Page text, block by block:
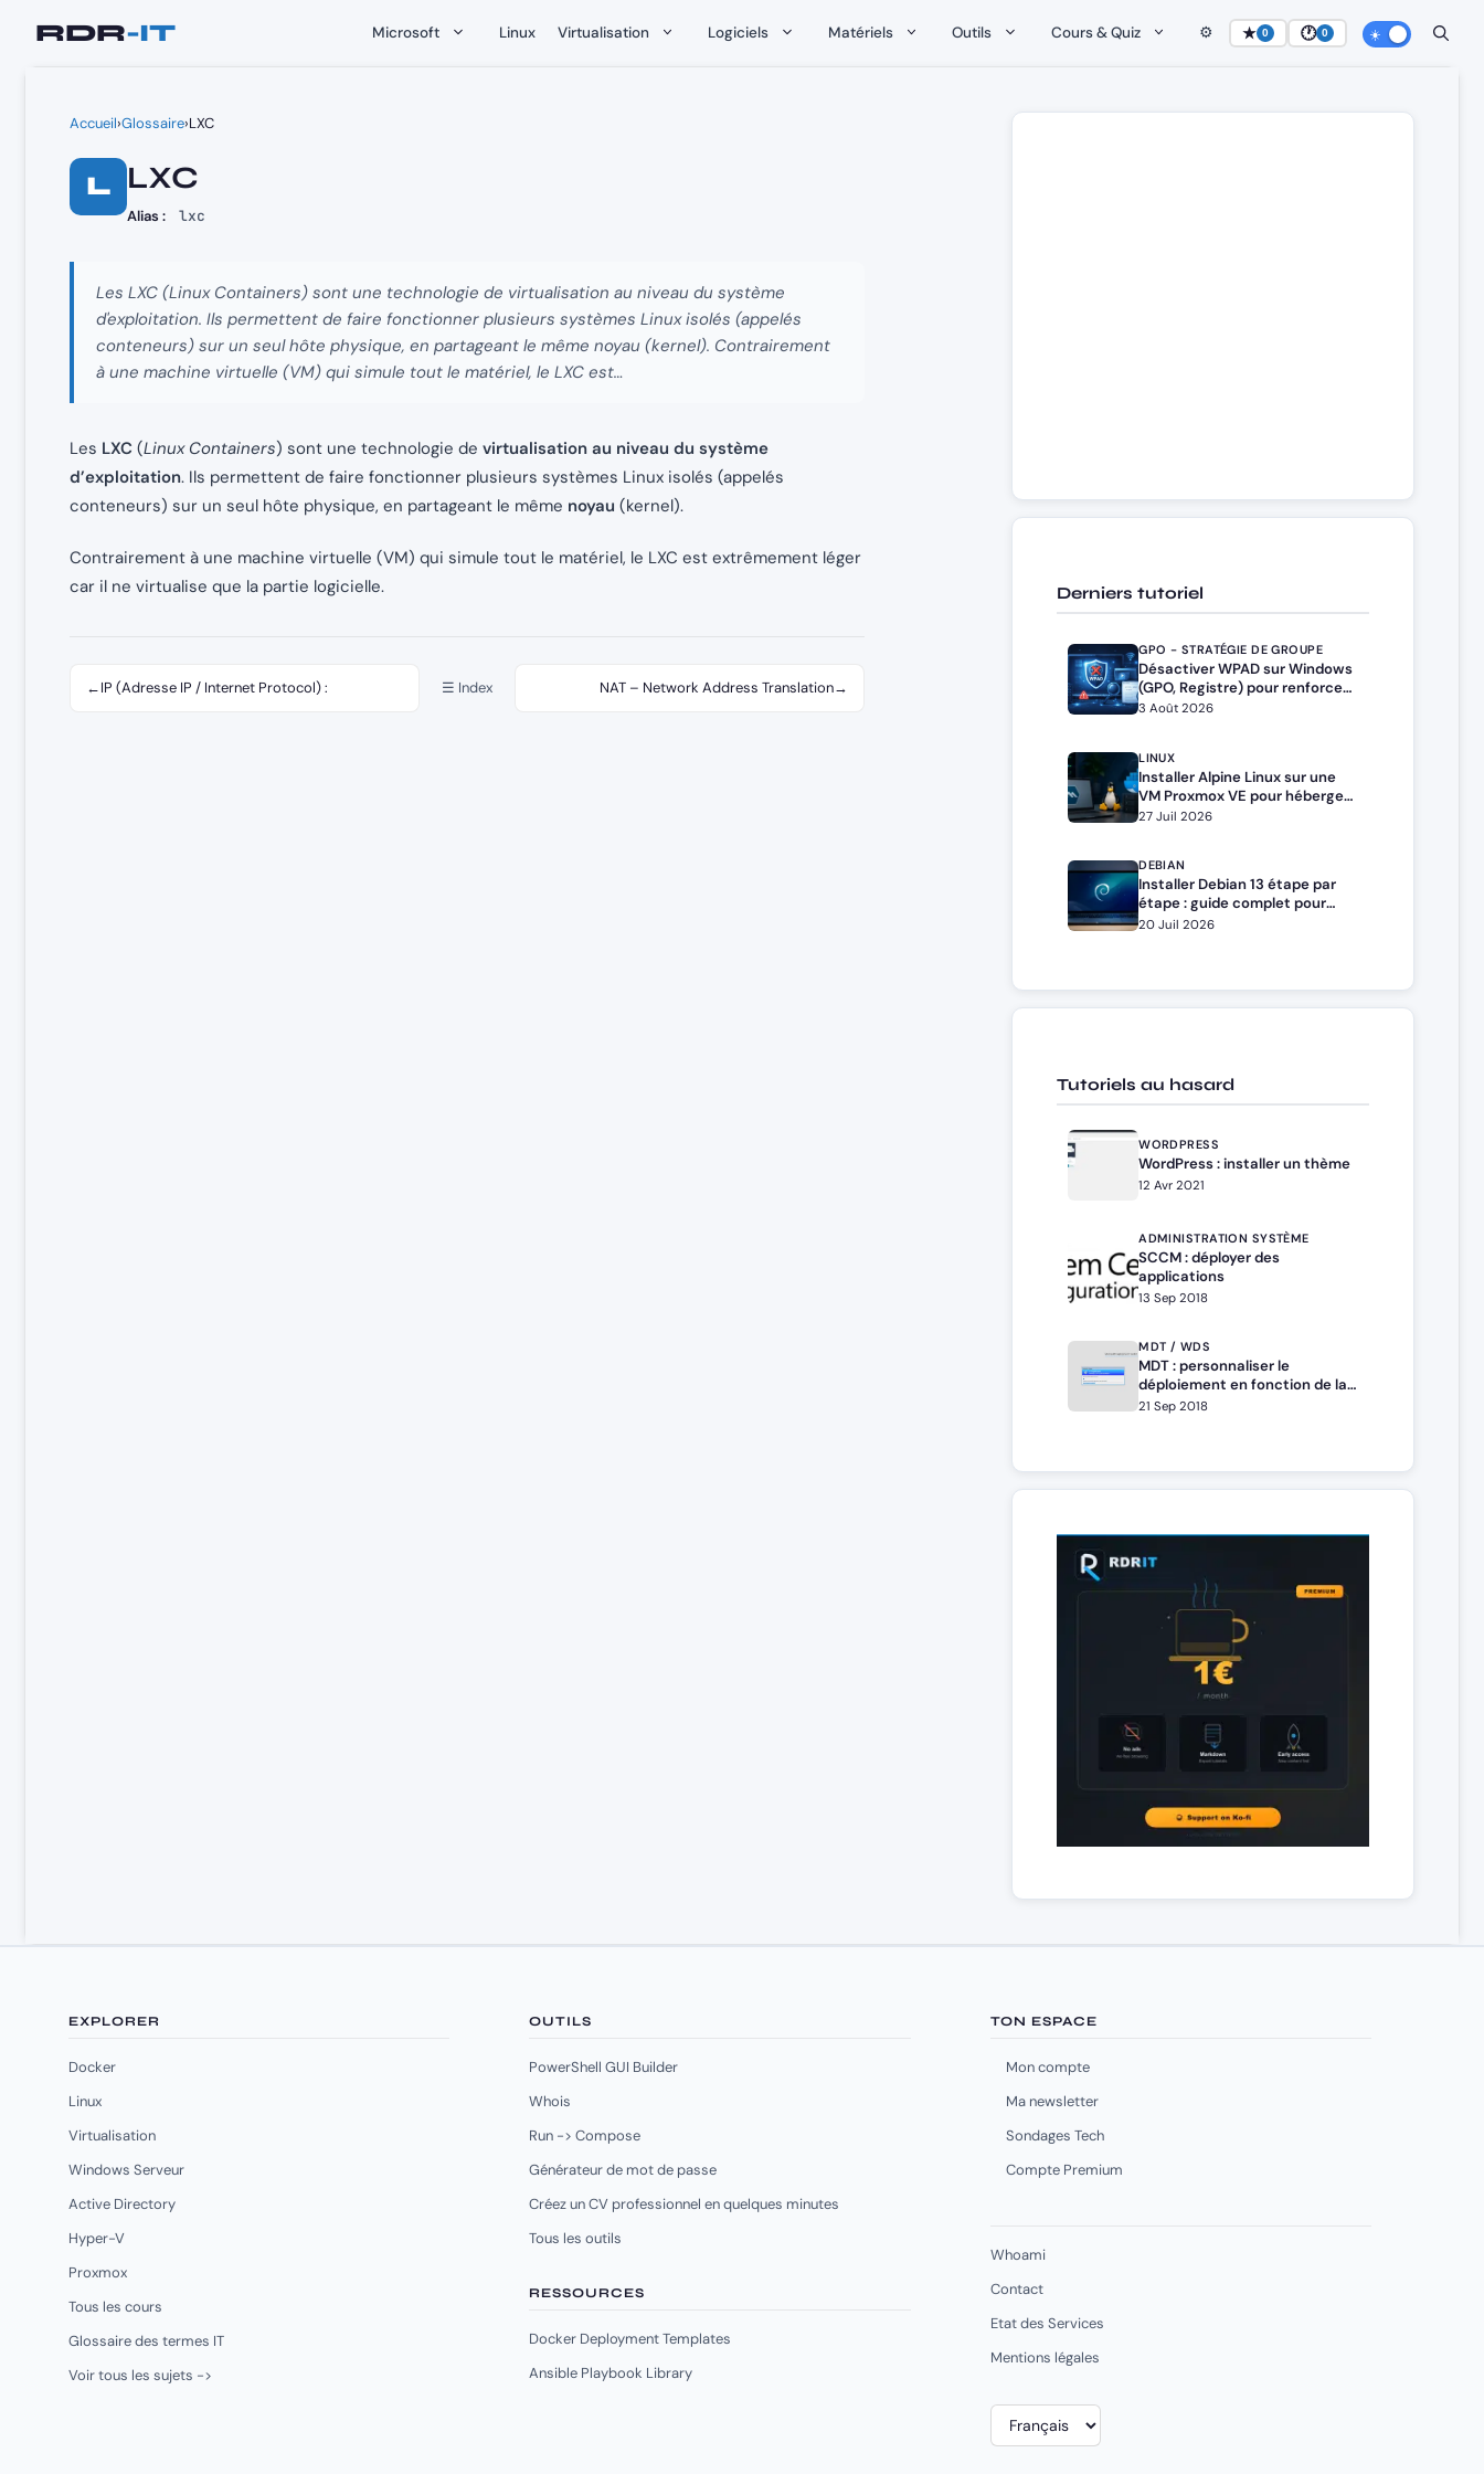
Microsoft Linux Virtualisation Logiciels Matériels Outils Cours & Quiz ⚙️ ★ 0 🕐 0
Accueil›Glossaire›LXC
L LXC
Alias : lxc
Les LXC (Linux Containers) sont une technologie de virtualisation au niveau du système
d'exploitation. Ils permettent de faire fonctionner plusieurs systèmes Linux isolés (appelés
conteneurs) sur un seul hôte physique, en partageant le même noyau (kernel). Contrairement
à une machine virtuelle (VM) qui simule tout le matériel, le LXC est…
Les LXC (Linux Containers) sont une technologie de virtualisation au niveau du système
d’exploitation. Ils permettent de faire fonctionner plusieurs systèmes Linux isolés (appelés
conteneurs) sur un seul hôte physique, en partageant le même noyau (kernel).
Contrairement à une machine virtuelle (VM) qui simule tout le matériel, le LXC est extrêmement léger
car il ne virtualise que la partie logicielle.
←IP (Adresse IP / Internet Protocol) : ☰ Index NAT – Network Address Translation→
Derniers tutoriel
GPO - STRATÉGIE DE GROUPE
Désactiver WPAD sur Windows
(GPO, Registre) pour renforcer
la sécurité
3 Août 2026
LINUX
Installer Alpine Linux sur une
VM Proxmox VE pour héberger
Docker et Docker Compose
27 Juil 2026
DEBIAN
Installer Debian 13 étape par
étape : guide complet pour
débutants et administrateurs
20 Juil 2026
Tutoriels au hasard
WORDPRESS
WordPress : installer un thème
12 Avr 2021
ADMINISTRATION SYSTÈME
SCCM : déployer des
applications
13 Sep 2018
MDT / WDS
MDT : personnaliser le
déploiement en fonction de la
séquence avec
21 Sep 2018
EXPLORER
Docker
Linux
Virtualisation
Windows Serveur
Active Directory
Hyper-V
Proxmox
Tous les cours
Glossaire des termes IT
Voir tous les sujets ->
OUTILS
PowerShell GUI Builder
Whois
Run -> Compose
Générateur de mot de passe
Créez un CV professionnel en quelques minutes
Tous les outils
RESSOURCES
Docker Deployment Templates
Ansible Playbook Library
TON ESPACE
Mon compte
Ma newsletter
Sondages Tech
Compte Premium
Whoami
Contact
Etat des Services
Mentions légales
Choisir
une